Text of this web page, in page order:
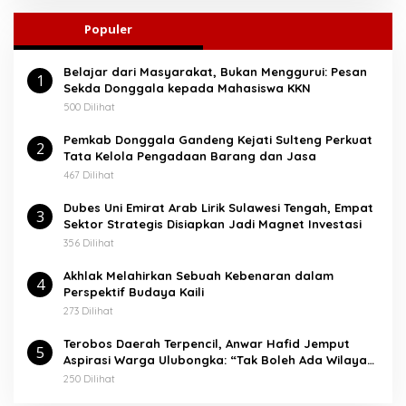
i
n
u
k
Populer
1
Belajar dari Masyarakat, Bukan Menggurui: Pesan
Sekda Donggala kepada Mahasiswa KKN
500 Dilihat
2
Pemkab Donggala Gandeng Kejati Sulteng Perkuat
Tata Kelola Pengadaan Barang dan Jasa
467 Dilihat
3
Dubes Uni Emirat Arab Lirik Sulawesi Tengah, Empat
Sektor Strategis Disiapkan Jadi Magnet Investasi
356 Dilihat
4
Akhlak Melahirkan Sebuah Kebenaran dalam
Perspektif Budaya Kaili
273 Dilihat
5
Terobos Daerah Terpencil, Anwar Hafid Jemput
Aspirasi Warga Ulubongka: “Tak Boleh Ada Wilayah
yang Tertinggal”
250 Dilihat